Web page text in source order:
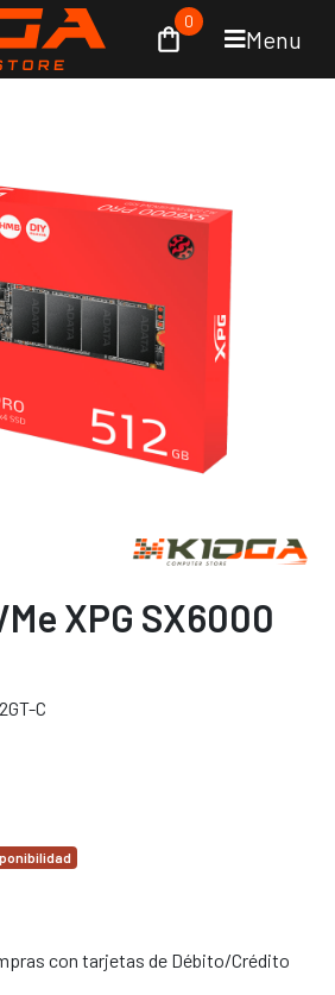
Menu
0
XPG SX6000
C
con tarjetas de Débito/Crédito